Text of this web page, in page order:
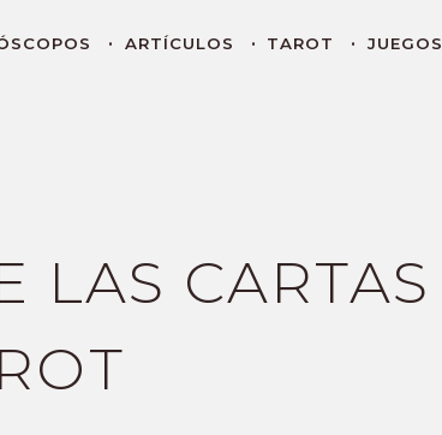
ARTÍCULOS TAROT JUEGOS
LAS CARTAS